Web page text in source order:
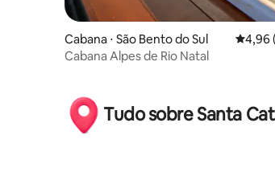
Cabana ⋅ São Bento do Sul 4,96
4,96
Cabana Alpes de Rio Natal
Tudo sobre Santa